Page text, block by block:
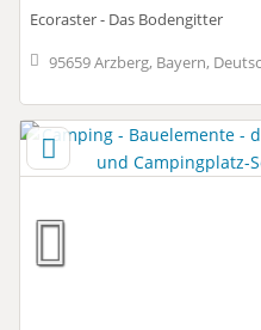
Ecoraster - Das Bodengitter
95659 Arzberg, Bayern,